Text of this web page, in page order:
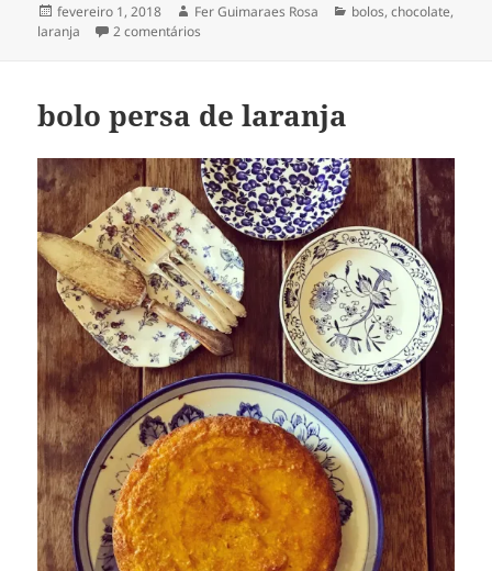
Publicado
em
fevereiro 1, 2018 Autor
Fer Guimaraes Rosa Categorias
bolos,chocolate,
laranja
2 comentários
bolo persa de laranja